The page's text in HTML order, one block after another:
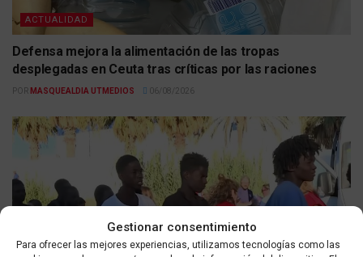
Gestionar consentimiento
Para ofrecer las mejores experiencias, utilizamos tecnologías como las
ACTUALIDAD
Defensa mejora la alimentación de las tropas
desplegadas en Ceuta tras críticas por las raciones
POR MASQUEALDIA UTMEDIOS 06/08/2026